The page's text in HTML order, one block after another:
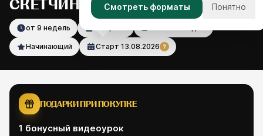
СКЕТЧИНГ
от 9 недель
Начинающий Старт 13.08.2026 ?
Смотреть форматы Понятно
ПОДАРКИ ПРИ ПОКУПКЕ
1 бонусный видеоурок